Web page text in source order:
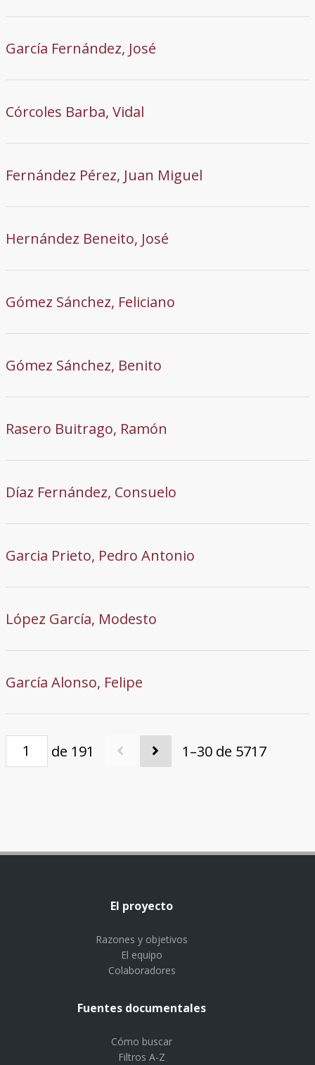
García Fernández, José
Córcoles Barba, Vidal
Fernández Pérez, Juan Miguel
Hernández Beneito, José
Gómez Sánchez, Feliciano
Gómez Sánchez, Benito
Rasero Buitrago, Ramón
Díaz Fernández, Consuelo
Garcia Prieto, Pedro Antonio
López García, Modesto
García Alonso, Felipe
de 191 1–30 de 5717
El proyecto
Razones y objetivos
El equipo
Colaboradores
Fuentes documentales
Cómo buscar
Filtros A-Z